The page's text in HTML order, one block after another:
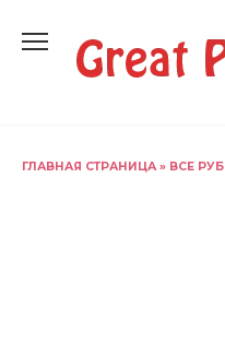
содержанию
ГЛАВНАЯ СТРАНИЦА » ВСЕ